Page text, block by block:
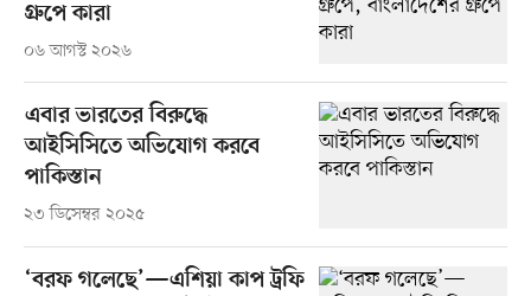
গ্রুপে কারা
০৬ আগস্ট ২০২৬
এবার ভারতের বিরুদ্ধে
আইসিসিতে অভিযোগ করবে
পাকিস্তান
২৩ ডিসেম্বর ২০২৫
‘বরফ গলেছে’—এশিয়া কাপ ট্রফি